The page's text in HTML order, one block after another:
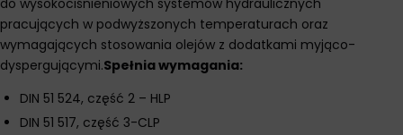
do wysokociśnieniowych systemów hydraulicznych
pracujących w podwyższonych temperaturach oraz
wymagających stosowania olejów z dodatkami myjąco-
dyspergującymi.Spełnia wymagania:
DIN 51 524, część 2 – HLP
DIN 51 517, część 3-CLP